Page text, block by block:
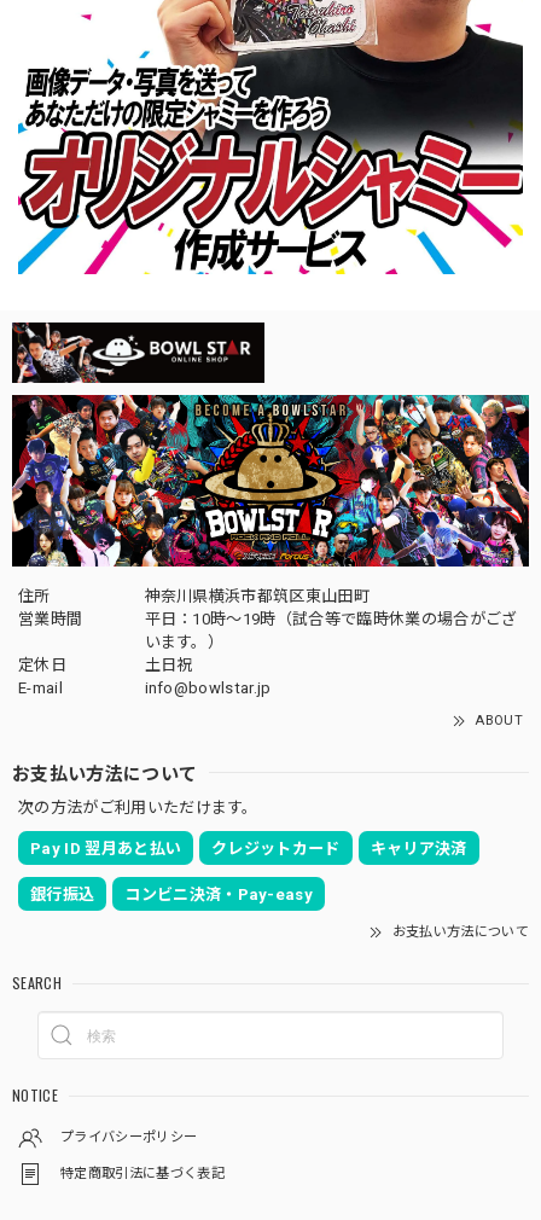
住所
神奈川県横浜市都筑区東山田町
営業時間
平日：10時～19時（試合等で臨時休業の場合がござ
います。）
定休日
土日祝
E-mail
info@bowlstar.jp
ABOUT
お支払い方法について
次の方法がご利用いただけます。
Pay ID 翌月あと払い クレジットカード キャリア決済
銀行振込 コンビニ決済・Pay-easy
お支払い方法について
SEARCH
NOTICE
プライバシーポリシー
特定商取引法に基づく表記